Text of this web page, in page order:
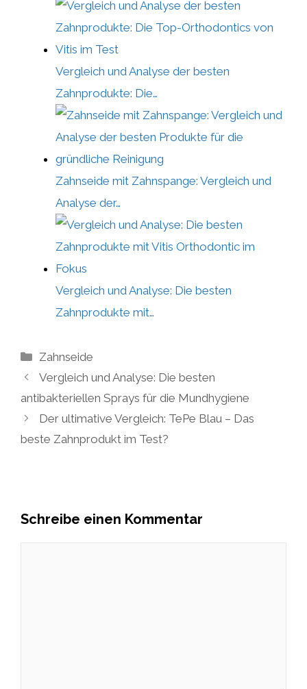
Vergleich und Analyse der besten
Zahnprodukte: Die…
Zahnseide mit Zahnspange: Vergleich und
Analyse der…
Vergleich und Analyse: Die besten
Zahnprodukte mit…
Kategorien
Zahnseide
Vergleich und Analyse: Die besten
antibakteriellen Sprays für die Mundhygiene
Der ultimative Vergleich: TePe Blau – Das
beste Zahnprodukt im Test?
Schreibe einen Kommentar